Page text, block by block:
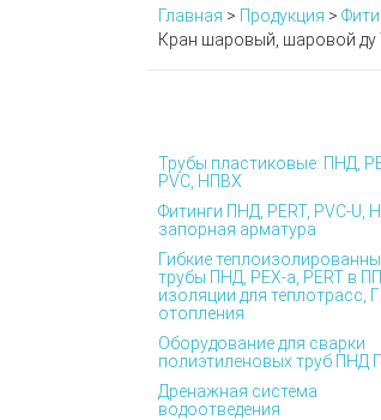
Главная > Продукция >
Кран шаровый, шаровой ду
Трубы пластиковые: ПНД,
PVC, НПВХ
Фитинги ПНД, PERT, PVC-U,
запорная арматура
Гибкие
трубы ПНД, PEX-а, PERT в
изоляции для теплотрасс,
отопления
Оборудование для сварки
полиэтиленовых труб ПНД
Дренажная система
водоотведения